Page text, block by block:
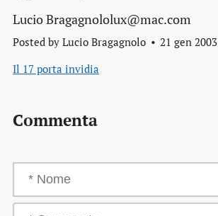
Lucio Bragagnololux@mac.com
Posted by Lucio Bragagnolo 21 gen 2003
Il 17 porta invidia
Commenta